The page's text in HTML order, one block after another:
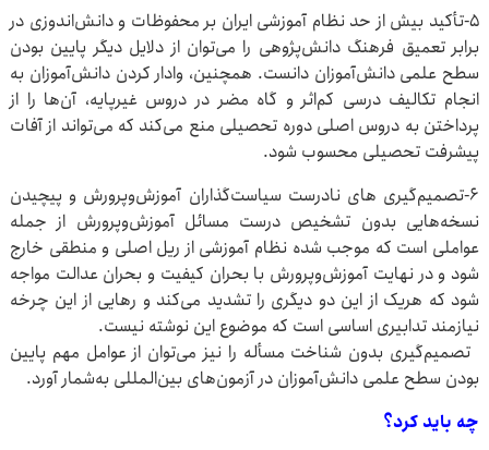
۵-تأکید بیش از حد نظام آموزشی ایران بر محفوظات و دانش‌اندوزی در
برابر تعمیق فرهنگ دانش‌پژوهی را می‌توان از دلایل دیگر پایین بودن
سطح علمی دانش‌آموزان دانست. همچنین، وادار کردن دانش‌آموزان به
انجام تکالیف درسی کم‌اثر و گاه مضر در دروس غیرپایه، آن‌ها را از
پرداختن به دروس اصلی دوره تحصیلی منع می‌کند که می‌تواند از آفات
پیشرفت تحصیلی محسوب شود.
۶-تصمیم‌گیری های نادرست سیاست‌گذاران آموزش‌وپرورش و پیچیدن
نسخه‌هایی بدون تشخیص درست مسائل آموزش‌وپرورش از جمله
عواملی است که موجب شده نظام آموزشی از ریل اصلی و منطقی خارج
شود و در نهایت آموزش‌وپرورش با بحران کیفیت و بحران عدالت مواجه
شود که هریک از این دو دیگری را تشدید می‌کند و رهایی از این چرخه
نیازمند تدابیری اساسی است که موضوع این نوشته نیست.
تصمیم‌گیری بدون شناخت مسأله را نیز می‌توان از عوامل مهم پایین
بودن سطح علمی دانش‌آموزان در آزمون‌های بین‌المللی به‌شمار آورد.
چه باید کرد؟